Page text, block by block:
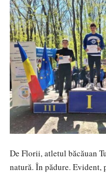
De Florii, atletul băcăuan
natură. În pădure.